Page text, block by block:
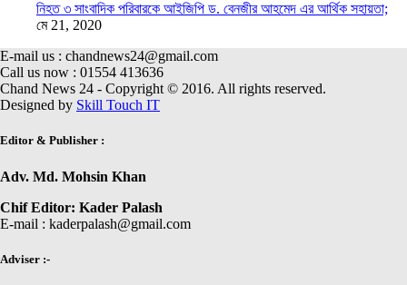
নিহত ৩ সাংবাদিক পরিবারকে আইজিপি ড. বেনজীর আহমেদ এর আর্থিক সহায়তা;
মে 21, 2020
E-mail us : chandnews24@gmail.com
Call us now : 01554 413636
Chand News 24 - Copyright © 2016. All rights reserved.
Designed by Skill Touch IT
Editor & Publisher :
Adv. Md. Mohsin Khan
Chif Editor: Kader Palash
E-mail : kaderpalash@gmail.com
Adviser :-